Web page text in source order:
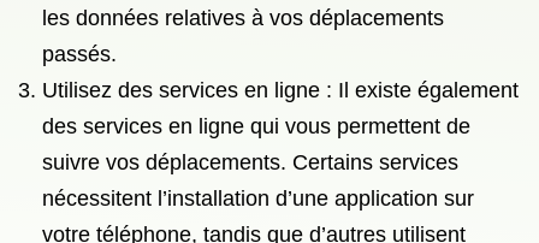
les données relatives à vos déplacements
passés.
Utilisez des services en ligne : Il existe également
des services en ligne qui vous permettent de
suivre vos déplacements. Certains services
nécessitent l’installation d’une application sur
votre téléphone, tandis que d’autres utilisent